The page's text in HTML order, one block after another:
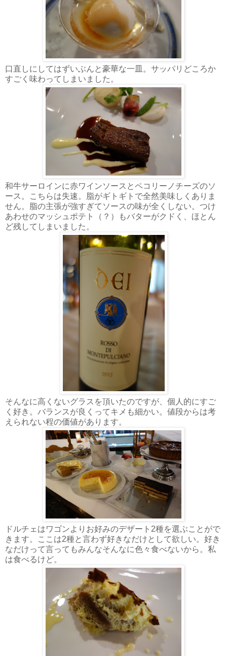
口直しにしてはずいぶんと豪華な一皿。サッパリどころか
すごく味わってしまいました。
和牛サーロインに赤ワインソースとペコリーノチーズのソ
ース。こちらは失速。脂がギトギトで全然美味しくありま
せん。脂の主張が強すぎてソースの味が全くしない。つけ
あわせのマッシュポテト（？）もバターがクドく、ほとん
ど残してしまいました。
そんなに高くないグラスを頂いたのですが、個人的にすご
く好き。バランスが良くってキメも細かい。値段からは考
えられない程の価値があります。
ドルチェはワゴンよりお好みのデザート2種を選ぶことがで
きます。ここは2種と言わず好きなだけとして欲しい。好き
なだけって言ってもみんなそんなに色々食べないから。私
は食べるけど。